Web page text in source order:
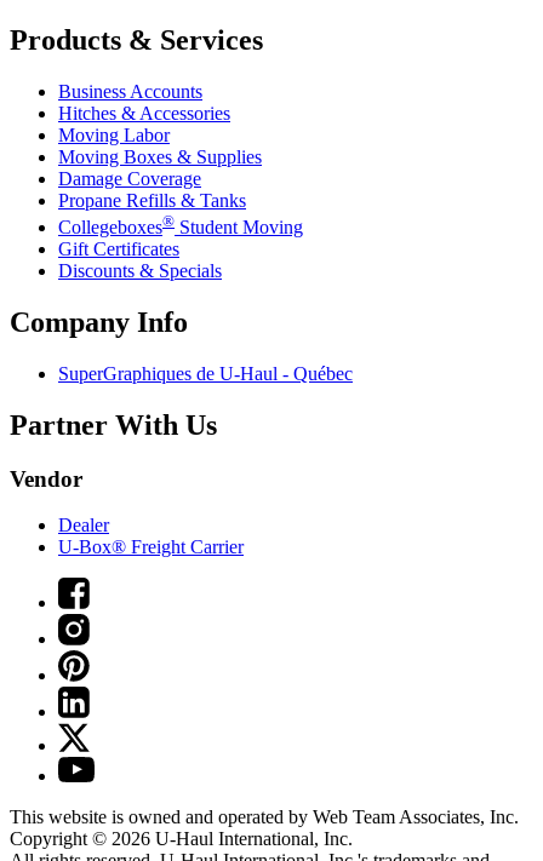
Products & Services
Business Accounts
Hitches & Accessories
Moving Labor
Moving Boxes & Supplies
Damage Coverage
Propane Refills & Tanks
Collegeboxes® Student Moving
Gift Certificates
Discounts & Specials
Company Info
SuperGraphiques de U-Haul - Québec
Partner With Us
Vendor
Dealer
U-Box® Freight Carrier
This website is owned and operated by Web Team Associates, Inc.
Copyright © 2026 U-Haul International, Inc.